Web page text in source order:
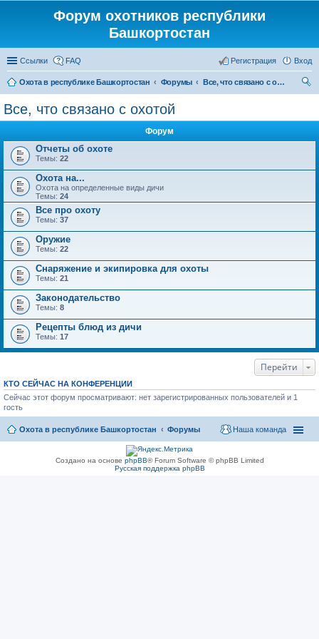
Форум охотников республики
Башкортостан
Ссылки FAQ Вход
Регистрация
Охота в республике Башкортостан Форумы
Все, что связано с охотой
Все, что связано с охотой
Форум
Отчеты об охоте
Темы: 22
Охота на...
Охота на определенные виды дичи
Темы: 24
Все про охоту
Темы: 37
Оружие
Темы: 22
Снаряжение и экипировка для охоты
Темы: 21
Законодательство
Темы: 8
Рецепты блюд из дичи
Темы: 17
Перейти
КТО СЕЙЧАС НА КОНФЕРЕНЦИИ
Сейчас этот форум просматривают: нет зарегистрированных пользователей и 1
гость
Охота в республике Башкортостан Форумы Наша команда
Создано на основе phpBB® Forum Software © phpBB Limited
Русская поддержка phpBB